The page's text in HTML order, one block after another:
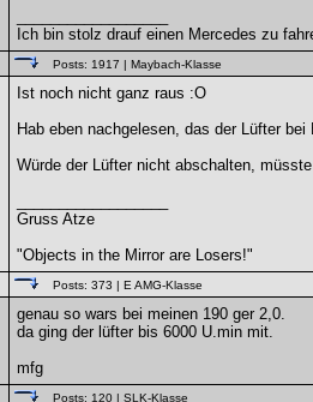
Ich bin stolz drauf einen Mercedes zu
Posts: 1917 | Maybach-Klasse
Ist noch nicht ganz raus :O
Hab eben nachgelesen, das der Lüfter
Würde der Lüfter nicht abschalten,
Gruss Atze
"Objects in the Mirror are Losers!"
Posts: 373 | E AMG-Klasse
genau so wars bei meinen 190 ger 2,0.
da ging der lüfter bis 6000 U.min mit.
mfg
Posts: 120| SLK-Klasse